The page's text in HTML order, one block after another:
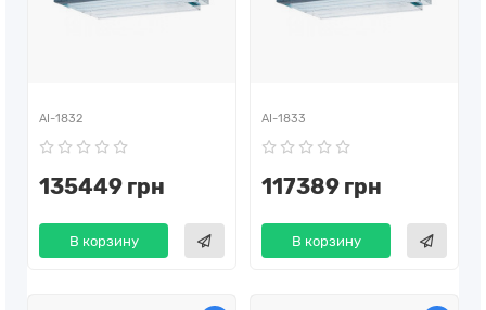
AI-1832
135449 грн
В корзину
AI-1833
117389 грн
В корзину